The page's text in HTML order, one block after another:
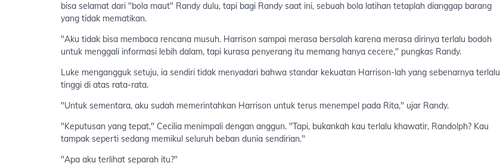
bisa selamat dari "bola maut" Randy dulu, tapi bagi Randy saat ini, sebuah bola latihan tetaplah dianggap barang
yang tidak mematikan.
"Aku tidak bisa membaca rencana musuh. Harrison sampai merasa bersalah karena merasa dirinya terlalu bodoh
untuk menggali informasi lebih dalam, tapi kurasa penyerang itu memang hanya cecere," pungkas Randy.
Luke mengangguk setuju, ia sendiri tidak menyadari bahwa standar kekuatan Harrison-lah yang sebenarnya terlalu
tinggi di atas rata-rata.
"Untuk sementara, aku sudah memerintahkan Harrison untuk terus menempel pada Rita," ujar Randy.
"Keputusan yang tepat," Cecilia menimpali dengan anggun. "Tapi, bukankah kau terlalu khawatir, Randolph? Kau
tampak seperti sedang memikul seluruh beban dunia sendirian."
"Apa aku terlihat separah itu?"